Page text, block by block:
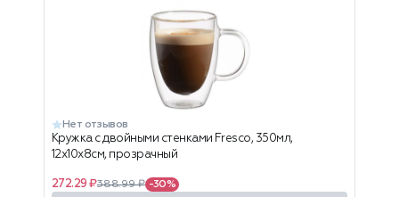
Нет отзывов
Кружка с двойными стенками Fresco, 350мл,
12x10x8см, прозрачный
272.29 ₽388.99 ₽ -30%